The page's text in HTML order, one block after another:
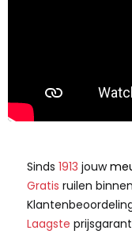
Sinds 1913 jouw
Gratis ruilen
Laagste